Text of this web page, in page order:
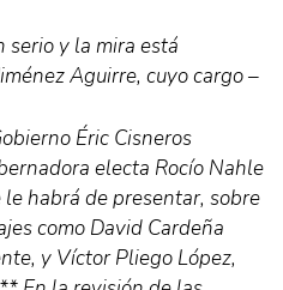
serio y la mira está
Aguirre, cuyo cargo –
Éric Cisneros
electa Rocío Nahle
habrá de presentar, sobre
como David Cardeña
y Víctor Pliego López,